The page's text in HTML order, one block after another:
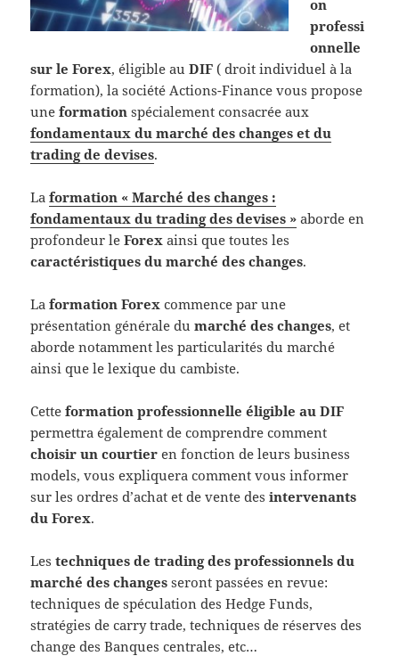
on
professi
onnelle
sur le Forex, éligible auDIF ( droit individuel à la
formation), la société Actions-Finance vous propose
uneformation spécialement consacrée aux
fondamentaux du marché des changes et du
trading de devises.
Laformation « Marché des changes :
fondamentaux du trading des devises » aborde en
profondeur leForex ainsi que toutes les
caractéristiques du marché des changes.
Laformation Forex commence par une
présentation générale dumarché des changes, et
aborde notamment les particularités du marché
ainsi que le lexique du cambiste.
Cetteformation professionnelle éligible au DIF
permettra également de comprendre comment
choisir un courtier en fonction de leurs business
models, vous expliquera comment vous informer
sur les ordres d’achat et de vente desintervenants
du Forex.
Lestechniques de trading des professionnels du
marché des changes seront passées en revue:
techniques de spéculation des Hedge Funds,
stratégies de carry trade, techniques de réserves des
change des Banques centrales, etc…